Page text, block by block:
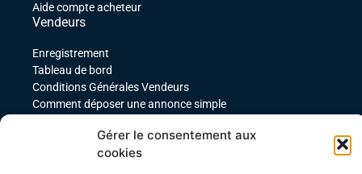
Gérer le consentement aux
cookies
Aide compte acheteur
Vendeurs
Enregistrement
Tableau de bord
Conditions Générales Vendeurs
Comment déposer une annonce simple
comment déposer une annonce pour un produit
téléchargeable